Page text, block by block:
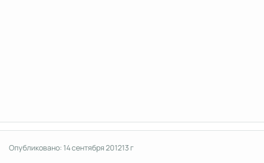
Опубликовано:14 сентября 201213 г